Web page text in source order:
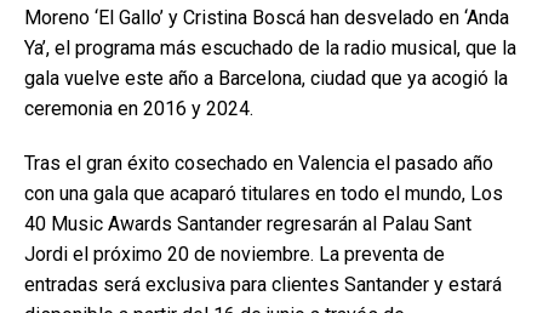
Moreno ‘El Gallo’ y Cristina Boscá han desvelado en ‘Anda
Ya’, el programa más escuchado de la radio musical, que la
gala vuelve este año a Barcelona, ciudad que ya acogió la
ceremonia en 2016 y 2024.
Tras el gran éxito cosechado en Valencia el pasado año
con una gala que acaparó titulares en todo el mundo, Los
40 Music Awards Santander regresarán al Palau Sant
Jordi el próximo 20 de noviembre. La preventa de
entradas será exclusiva para clientes Santander y estará